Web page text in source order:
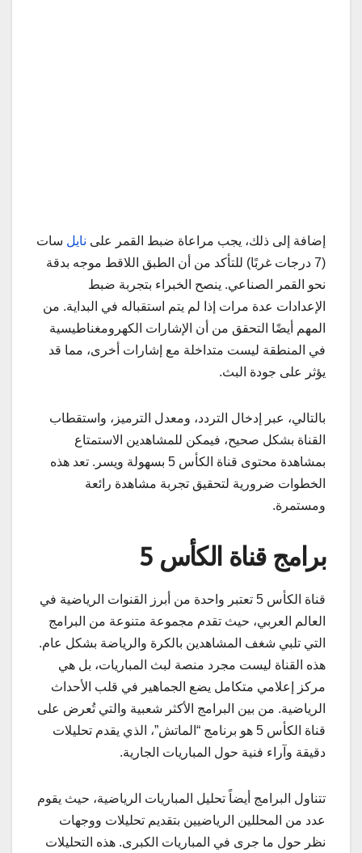
إضافة إلى ذلك، يجب مراعاة ضبط القمر على نايل سات
(7 درجات غربًا) للتأكد من أن الطبق اللاقط موجه بدقة
نحو القمر الصناعي. ينصح الخبراء بتجربة ضبط
الإعدادات عدة مرات إذا لم يتم استقباله في البداية. من
المهم أيضًا التحقق من أن الإشارات الكهرومغناطيسية
في المنطقة ليست متداخلة مع إشارات أخرى، مما قد
يؤثر على جودة البث.
بالتالي، عبر إدخال التردد، ومعدل الترميز، واستقطاب
القناة بشكل صحيح، فيمكن للمشاهدين الاستمتاع
بمشاهدة محتوى قناة الكأس 5 بسهولة ويسر. تعد هذه
الخطوات ضرورية لتحقيق تجربة مشاهدة رائعة
ومستمرة.
برامج قناة الكأس 5
قناة الكأس 5 تعتبر واحدة من أبرز القنوات الرياضية في
العالم العربي، حيث تقدم مجموعة متنوعة من البرامج
التي تلبي شغف المشاهدين بالكرة والرياضة بشكل عام.
هذه القناة ليست مجرد منصة لبث المباريات، بل هي
مركز إعلامي متكامل يضع الجماهير في قلب الأحداث
الرياضية. من بين البرامج الأكثر شعبية والتي تُعرض على
قناة الكأس 5 هو برنامج “الماتش”، الذي يقدم تحليلات
دقيقة وآراء فنية حول المباريات الجارية.
تتناول البرامج أيضاً تحليل المباريات الرياضية، حيث يقوم
عدد من المحللين الرياضيين بتقديم تحليلات ووجهات
نظر حول ما جرى في المباريات الكبرى. هذه التحليلات